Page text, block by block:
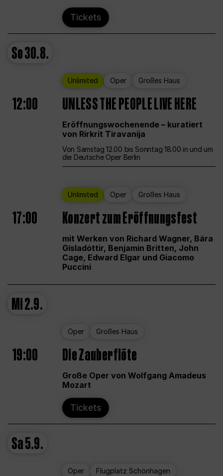
Tickets
So30.8.
Unlimited Oper Großes Haus
12:00 UNLESS THE PEOPLE LIVE HERE
Eröffnungswochenende – kuratiert
von Rirkrit Tiravanija
Von Samstag 12.00 bis Sonntag 18.00 in und um
die Deutsche Oper Berlin
Unlimited Oper Großes Haus
17:00 Konzert zum Eröffnungsfest
mit Werken von Richard Wagner, Bára
Gísladóttir, Benjamin Britten, John
Cage, Edward Elgar und Giacomo
Puccini
Mi2.9.
Oper Großes Haus
19:00 Die Zauberflöte
Große Oper von Wolfgang Amadeus
Mozart
Tickets
Sa5.9.
Oper Flugplatz Schönhagen